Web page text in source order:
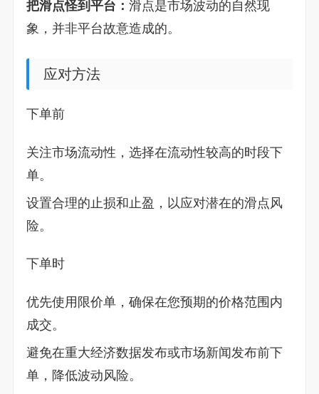
把滑点怪到平台： 滑点是市场波动的自然现
象，并非平台故意造成的。
应对方法
下单前
关注市场流动性，选择在流动性较高的时段下
单。
设置合理的止损和止盈，以应对潜在的滑点风
险。
下单时
优先使用限价单，确保在您预期的价格范围内
成交。
避免在重大经济数据发布或市场新闻发布前下
单，降低波动风险。